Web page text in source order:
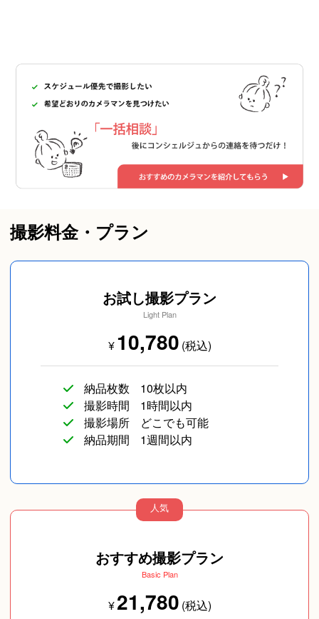
撮影料金・プラン
お試し撮影プラン
Light Plan
¥10,780 (税込)
納品枚数
10枚以内
撮影時間
1時間以内
撮影場所
どこでも可能
納品期間
1週間以内
人気
おすすめ撮影プラン
Basic Plan
¥21,780 (税込)